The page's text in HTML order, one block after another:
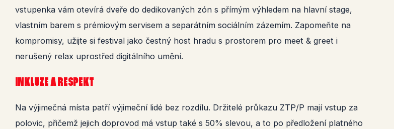
vstupenka vám otevírá dveře do dedikovaných zón s přímým výhledem na hlavní stage,
vlastním barem s prémiovým servisem a separátním sociálním zázemím. Zapomeňte na
kompromisy, užijte si festival jako čestný host hradu s prostorem pro meet & greet i
nerušený relax uprostřed digitálního umění.
INKLUZE A RESPEKT
Na výjimečná místa patří výjimeční lidé bez rozdílu. Držitelé průkazu ZTP/P mají vstup za
polovic, přičemž jejich doprovod má vstup také s 50% slevou, a to po předložení platného